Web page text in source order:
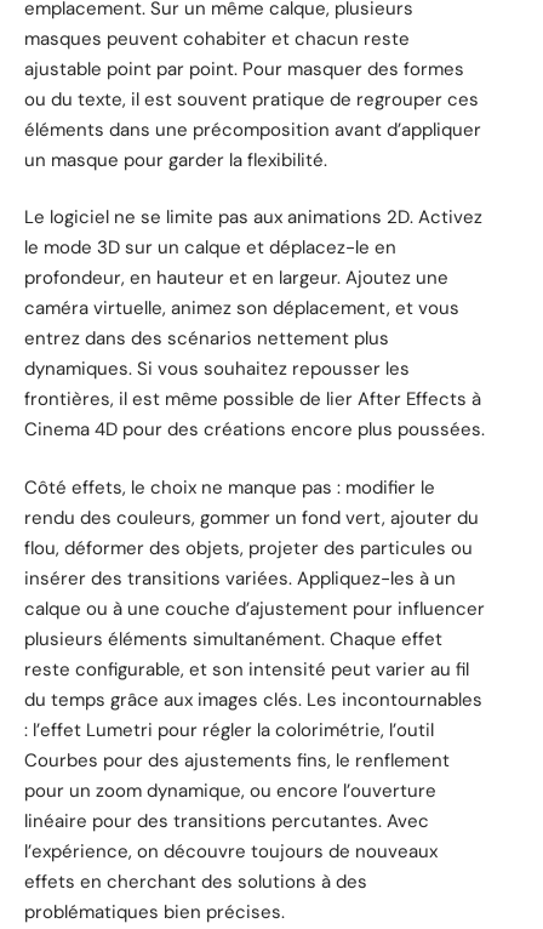
emplacement. Sur un même calque, plusieurs
masques peuvent cohabiter et chacun reste
ajustable point par point. Pour masquer des formes
ou du texte, il est souvent pratique de regrouper ces
éléments dans une précomposition avant d’appliquer
un masque pour garder la flexibilité.
Le logiciel ne se limite pas aux animations 2D. Activez
le mode 3D sur un calque et déplacez-le en
profondeur, en hauteur et en largeur. Ajoutez une
caméra virtuelle, animez son déplacement, et vous
entrez dans des scénarios nettement plus
dynamiques. Si vous souhaitez repousser les
frontières, il est même possible de lier After Effects à
Cinema 4D pour des créations encore plus poussées.
Côté effets, le choix ne manque pas : modifier le
rendu des couleurs, gommer un fond vert, ajouter du
flou, déformer des objets, projeter des particules ou
insérer des transitions variées. Appliquez-les à un
calque ou à une couche d’ajustement pour influencer
plusieurs éléments simultanément. Chaque effet
reste configurable, et son intensité peut varier au fil
du temps grâce aux images clés. Les incontournables
: l’effet Lumetri pour régler la colorimétrie, l’outil
Courbes pour des ajustements fins, le renflement
pour un zoom dynamique, ou encore l’ouverture
linéaire pour des transitions percutantes. Avec
l’expérience, on découvre toujours de nouveaux
effets en cherchant des solutions à des
problématiques bien précises.